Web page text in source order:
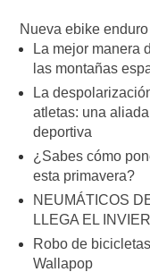
Nueva ebike
La mejor manera
las montañas
La
atletas: una
deportiva
¿Sabes cómo
esta primavera?
NEUMÁTICOS
LLEGA EL
Robo de
Wallapop